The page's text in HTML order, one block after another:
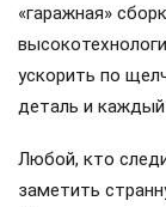
«гаражная»
ускорить по
деталь и каждый
Любой, кто
заметить